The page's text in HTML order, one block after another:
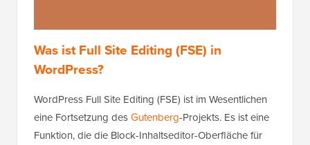
Was ist Full Site Editing (FSE) in
WordPress?
WordPress Full Site Editing (FSE) ist im Wesentlichen
eine Fortsetzung desGutenberg-Projekts. Es ist eine
Funktion, die die Block-Inhaltseditor-Oberfläche für